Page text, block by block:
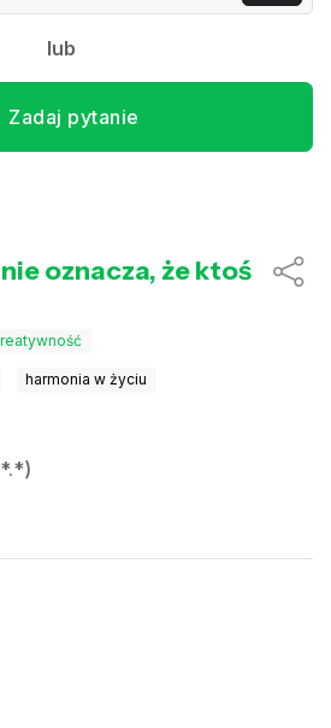
lub
Zadaj pytanie
oznacza, że ktoś
harmonia w życiu